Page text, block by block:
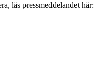
läs pressmeddelandet här: